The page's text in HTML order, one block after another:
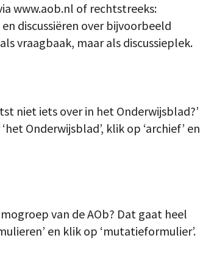
www.aob.nl of rechtstreeks:
discussiëren over bijvoorbeeld
vraagbaak, maar als discussieplek.
niet iets over in het Onderwijsblad?’
Onderwijsblad’, klik op ‘archief’ en
van de AOb? Dat gaat heel
en klik op ‘mutatieformulier’.